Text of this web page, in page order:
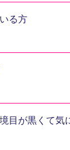
る方
目が黒くて気